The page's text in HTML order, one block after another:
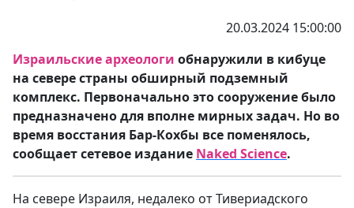
20.03.2024 15:00:00
Израильские археологи обнаружили в кибуце
на севере страны обширный подземный
комплекс. Первоначально это сооружение было
предназначено для вполне мирных задач. Но во
время восстания Бар-Кохбы все поменялось,
сообщает сетевое издание Naked Science.
На севере Израиля, недалеко от Тивериадского